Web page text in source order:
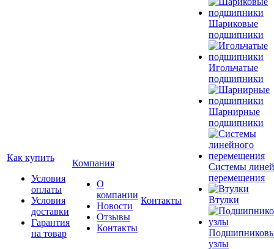
Как купить
Условия
оплаты
Условия
доставки
Гарантия
на товар
Компания
О
компании
Новости
Отзывы
Контакты
Контакты
Шариковые
подшипники
Игольчатые
подшипники
Шарнирные
подшипники
Системы
перемещения
Втулки
узлы